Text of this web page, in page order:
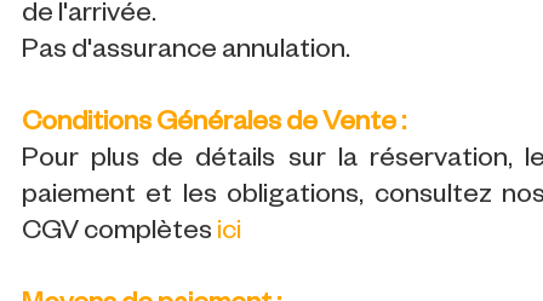
de l'arrivée.
Pas d'assurance annulation.
Conditions Générales de Vente :
Pour plus de détails sur la réservation,
paiement et les obligations, consultez
CGV complètes ici